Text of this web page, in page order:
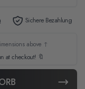
Sichere Bezahlung
above ↑
at checkout! 🔖